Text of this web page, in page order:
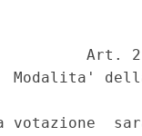
Art.
Modalita'
votazione